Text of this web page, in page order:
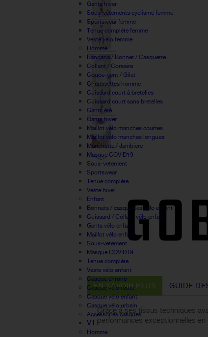
Gants hiver
Sous-vêtements cyclisme femme
Sportswear femme
Tenue complète femme
Veste vélo femme
Homme
Bandana / Bonnet / Casquette
Collant / Corsaire
Coupe-vent / Gilet
Chaussettes homme
Cuissard court à bretelles
Cuissard court sans bretelles
Gants été
Gants hiver
Maillot vélo manches courtes
Maillot vélo manches longues
Manchette / Jambiere
Masque COVID19
Sous-vetement
Sportswear
Tenue complète
Veste hiver
Enfant
Bonnets / casquettes velo enfant
Cuissard / Collant vélo enfant
Gants vélo enfant
Maillot vélo enfant
Sous-vetement
Masque COVID19
Tenue complète
Veste vélo enfant
Casque chrono
Casque vélo route
Casque vélo enfant
Casque vélo urbain
Accessoires casques
VTT
Homme
EN SAVOIR PLUS GUIDE
Grâce à ses tissus techniques
performances exceptionnelles